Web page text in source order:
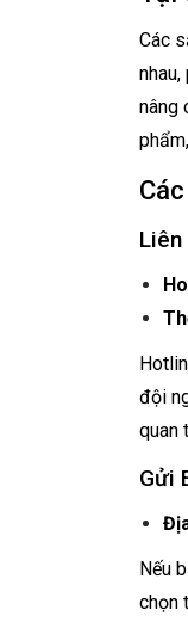
Các
nâng
Liên
đội
quan
Gửi
Nếu
chọn